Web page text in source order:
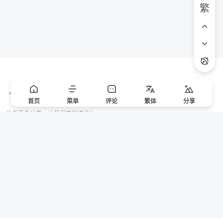
繁
首页 菜单 评论 繁体 分享
价值源于分享，让我们共同进步！